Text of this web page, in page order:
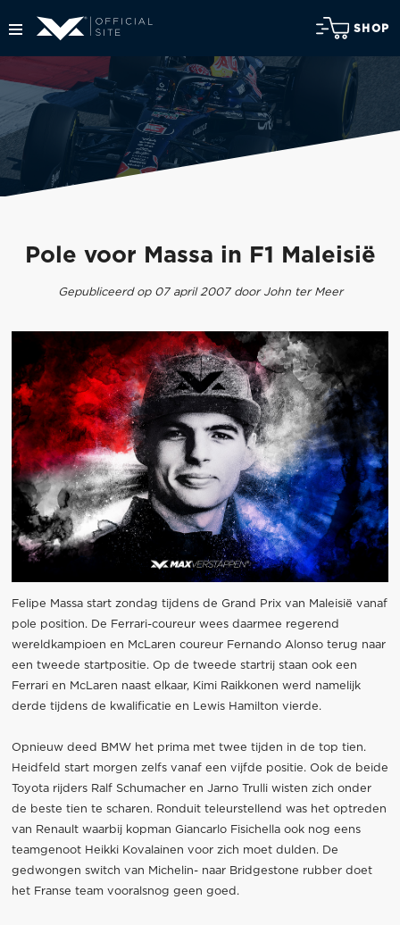
SHOP
Pole voor Massa in F1 Maleisië
Gepubliceerd op 07 april 2007 door John ter Meer
Felipe Massa start zondag tijdens de Grand Prix van Maleisië vanaf
pole position. De Ferrari-coureur wees daarmee regerend
wereldkampioen en McLaren coureur Fernando Alonso terug naar
een tweede startpositie. Op de tweede startrij staan ook een
Ferrari en McLaren naast elkaar, Kimi Raikkonen werd namelijk
derde tijdens de kwalificatie en Lewis Hamilton vierde.
Opnieuw deed BMW het prima met twee tijden in de top tien.
Heidfeld start morgen zelfs vanaf een vijfde positie. Ook de beide
Toyota rijders Ralf Schumacher en Jarno Trulli wisten zich onder
de beste tien te scharen. Ronduit teleurstellend was het optreden
van Renault waarbij kopman Giancarlo Fisichella ook nog eens
teamgenoot Heikki Kovalainen voor zich moet dulden. De
gedwongen switch van Michelin- naar Bridgestone rubber doet
het Franse team vooralsnog geen goed.